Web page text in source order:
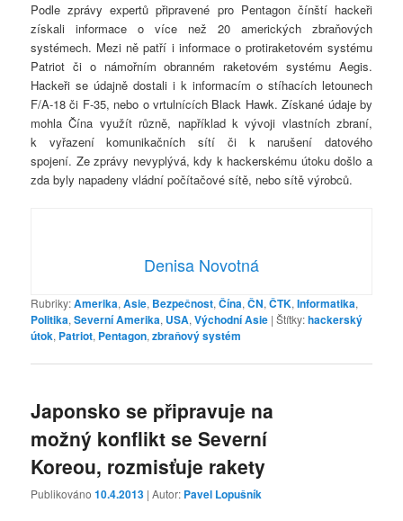
Podle zprávy expertů připravené pro Pentagon čínští hackeři
získali informace o více než 20 amerických zbraňových
systémech. Mezi ně patří i informace o protiraketovém systému
Patriot či o námořním obranném raketovém systému Aegis.
Hackeři se údajně dostali i k informacím o stíhacích letounech
F/A-18 či F-35, nebo o vrtulnících Black Hawk. Získané údaje by
mohla Čína využít různě, například k vývoji vlastních zbraní,
k vyřazení komunikačních sítí či k narušení datového
spojení. Ze zprávy nevyplývá, kdy k hackerskému útoku došlo a
zda byly napadeny vládní počítačové sítě, nebo sítě výrobců.
Denisa Novotná
Rubriky:Amerika,Asie, Bezpečnost,Čína,ČN,ČTK,Informatika,
Politika,Severní Amerika, USA,Východní Asie |Štítky:hackerský
útok, Patriot, Pentagon,zbraňový systém
Japonsko se připravuje na
možný konflikt se Severní
Koreou, rozmisťuje rakety
Publikováno10.4.2013 | Autor: Pavel Lopušník